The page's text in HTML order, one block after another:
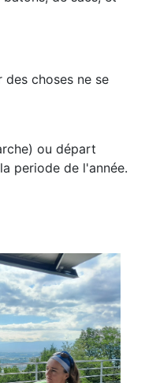
des choses ne se
ou départ
periode de l'année.